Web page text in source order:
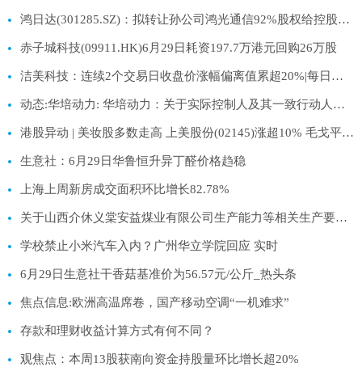
鸿日达(301285.SZ)：拟转让孙公司鸿光通信92%股权给控股股东
赤子城科技(09911.HK)6月29日耗资197.7万港元回购26万股
洁美科技：连续2个交易日收盘价涨幅偏离值累超20%|每日热闻
动态:华培动力: 华培动力：关于实际控制人及其一致行动人部分股份补充质押的公告
港股异动 | 美妆股多数走高 上美股份(02145)涨超10% 毛戈平(01318)涨超7%
生意社：6月29日华鲁恒升异丁醛价格趋稳
上海上周新房成交面积环比增长82.78%
关于山西介休义棠安益煤业有限公司生产能力等相关生产要素信息的公告-焦点热文
学校禁止小米汽车入内？广州华立学院回应 实时
6月29日生意社干香菇基准价为56.57元/公斤_热头条
焦点信息:欧洲高温席卷，国产移动空调“一机难求”
存款和理财收益计算方式有何不同？
观焦点：本周13股获南向资金持股量环比增长超20%